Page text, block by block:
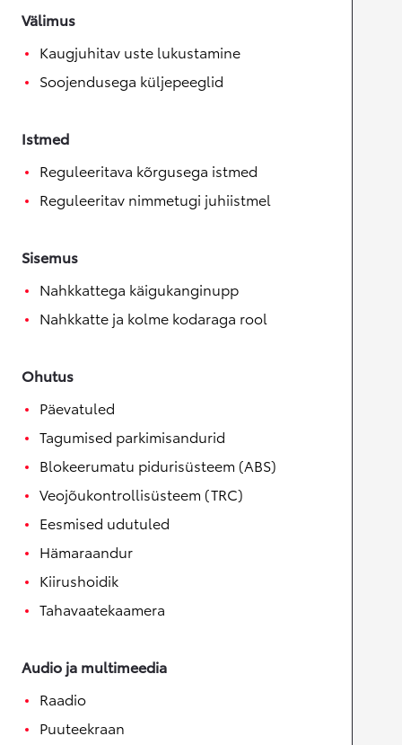
Välimus
Kaugjuhitav uste lukustamine
Soojendusega küljepeeglid
Istmed
Reguleeritava kõrgusega istmed
Reguleeritav nimmetugi juhiistmel
Sisemus
Nahkkattega käigukanginupp
Nahkkatte ja kolme kodaraga rool
Ohutus
Päevatuled
Tagumised parkimisandurid
Blokeerumatu pidurisüsteem (ABS)
Veojõukontrollisüsteem (TRC)
Eesmised udutuled
Hämaraandur
Kiirushoidik
Tahavaatekaamera
Audio ja multimeedia
Raadio
Puuteekraan